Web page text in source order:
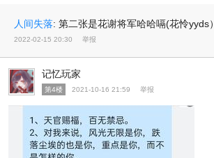
人间失落: 第二张是花谢将军哈哈嗝(花怜yyds）
2022-02-15 20:30 举报
记忆玩家
第4楼 2021-10-16 21:59 举报